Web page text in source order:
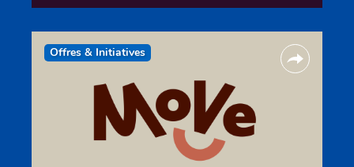
Offres & Initiatives